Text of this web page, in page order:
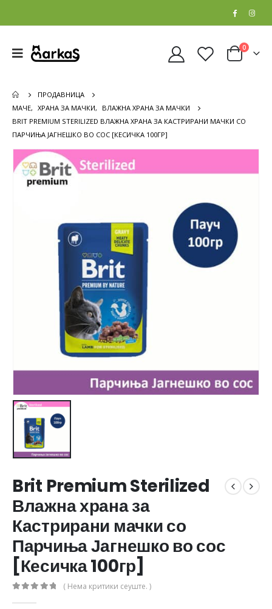
0
ПРОДАВНИЦА
МАЧЕ, ХРАНА ЗА МАЧКИ,
ВЛАЖНА ХРАНА ЗА МАЧКИ
BRIT PREMIUM STERILIZED ВЛАЖНА ХРАНА ЗА КАСТРИРАНИ МАЧКИ СО
ПАРЧИЊА ЈАГНЕШКО ВО СОС [КЕСИЧКА 100ГР]
Brit Premium Sterilized
Влажна храна за
Кастрирани мачки со
Парчиња Јагнешко во сос
[Кесичка 100гр]
( Нема критики сеуште. )